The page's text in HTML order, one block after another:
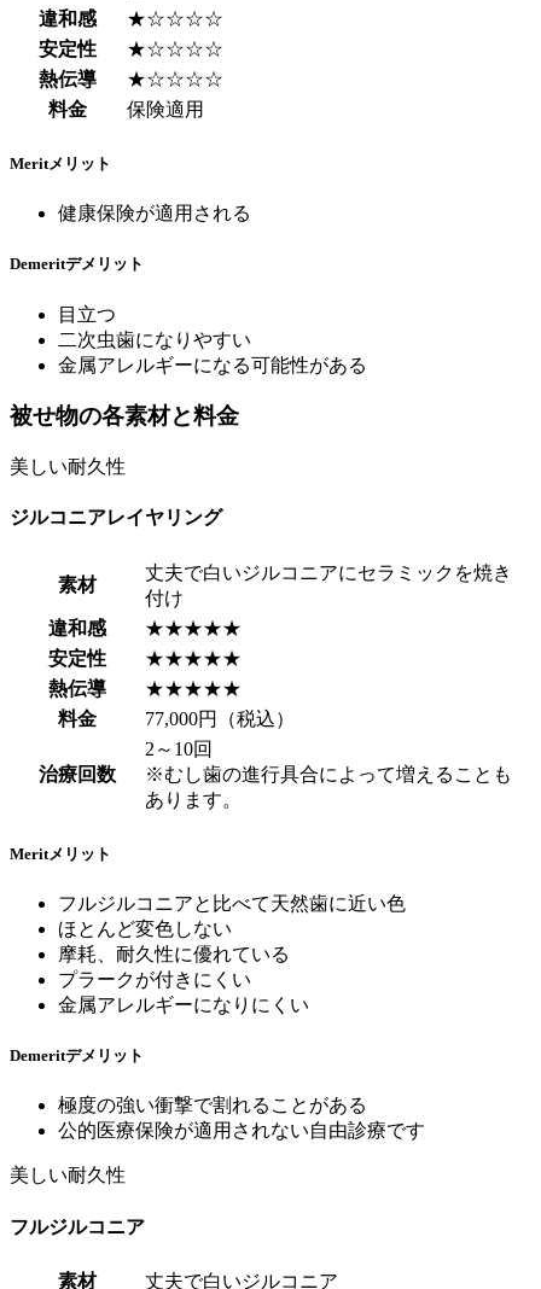
違和感
★☆☆☆☆
安定性
★☆☆☆☆
熱伝導
★☆☆☆☆
料金
保険適用
Meritメリット
健康保険が適用される
Demeritデメリット
目立つ
二次虫歯になりやすい
金属アレルギーになる可能性がある
被せ物の各素材と料金
美しい耐久性
ジルコニアレイヤリング
素材
丈夫で白いジルコニアにセラミックを焼き
付け
違和感
★★★★★
安定性
★★★★★
熱伝導
★★★★★
料金
77,000円（税込）
治療回数
2～10回
※むし歯の進行具合によって増えることも
あります。
Merit メリット
フルジルコニアと比べて天然歯に近い色
ほとんど変色しない
摩耗、耐久性に優れている
プラークが付きにくい
金属アレルギーになりにくい
Demeritデメリット
極度の強い衝撃で割れることがある
公的医療保険が適用されない自由診療です
美しい耐久性
フルジルコニア
素材 丈夫で白いジルコニア